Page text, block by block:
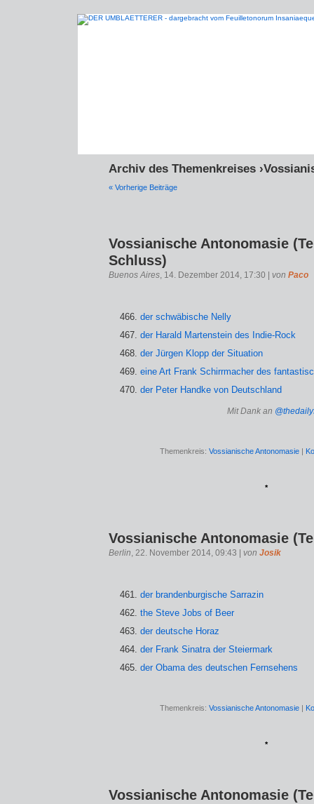
Archiv des Themenkreises
« Vorherige Beiträge
Vossianische Antonomasie
Schluss)
Buenos Aires, 14. Dezember 2014, 17:30 | von Paco
der schwäbische Nelly
der Harald Martenstein des Indie-Rock
der Jürgen Klopp der Situation
eine Art Frank Schirrmacher des
der Peter Handke von Deutschland
Mit Dank an
Themenkreis: Vossianische Antonomasie |
*
Vossianische Antonomasie
Berlin, 22. November 2014, 09:43 | von Josik
der brandenburgische Sarrazin
the Steve Jobs of Beer
der deutsche Horaz
der Frank Sinatra der Steiermark
der Obama des deutschen Fernsehens
Themenkreis: Vossianische Antonomasie |
*
Vossianische Antonomasie